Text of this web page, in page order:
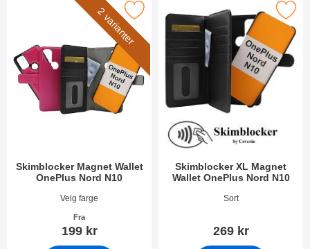
2 varianter
Skimblocker Magnet Wallet
OnePlus Nord N10
Varenummer 38923
Velg farge
Fra
199 kr
skimblocker Magnet Wallet OnePlus Nord N10 som favoritt
Skimblocker XL Magnet
Wallet OnePlus Nord N10
Varenummer 38936
Sort
269 kr
Merk skimblocker XL Magnet Wallet